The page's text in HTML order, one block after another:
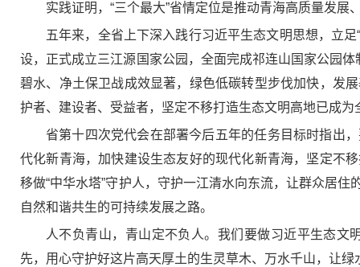
实践证明，“三个最大”省情定位是推动青海高质量发
五年来，全省上下深入践行习近平生态文明思想，立
设，正式成立三江源国家公园，全面完成祁连山国家公园
碧水、净土保卫战成效显著，绿色低碳转型步伐加快，发
护者、建设者、受益者，坚定不移打造生态文明高地已成
省第十四次党代会在部署今后五年的任务目标时指出
代化新青海，加快建设生态友好的现代化新青海，坚定不
移做“中华水塔”守护人，守护一江清水向东流，让群众居
自然和谐共生的可持续发展之路。
人不负青山，青山定不负人。我们要做习近平生态
先，用心守护好这片高天厚土的生灵草木、万水千山，让